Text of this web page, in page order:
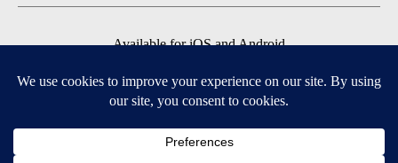
Available for iOS and Android